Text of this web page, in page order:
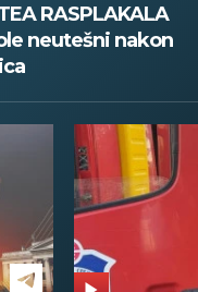
RASPLAKALA
neutešni nakon